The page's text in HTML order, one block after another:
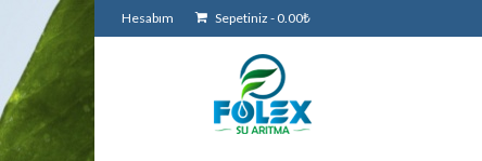
Hesabım Sepetiniz - 0.00₺